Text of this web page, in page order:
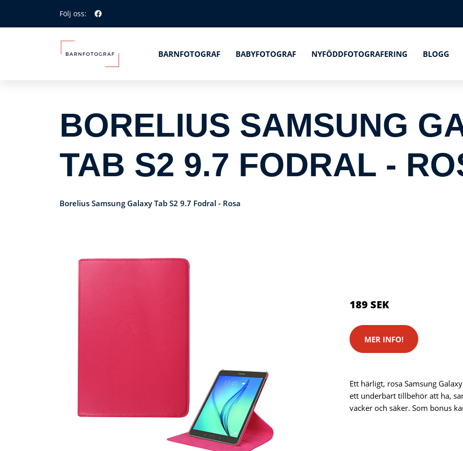
Följ oss:
BARNFOTOGRAF BABYFOTOGRAF NYFÖDDFOTOGRAFERING BLOGG
BORELIUS SAMSUNG
TAB S2 9.7 FODRAL -
Borelius Samsung Galaxy Tab S2 9.7 Fodral - Rosa
189 SEK
MER INFO!
Ett härligt, rosa Samsung
ett underbart tillbehör att ha,
vacker och säker. Som bonus